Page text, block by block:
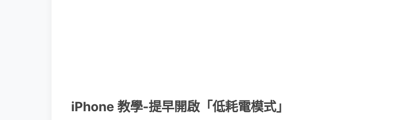
iPhone 教學-提早開啟「低耗電模式」